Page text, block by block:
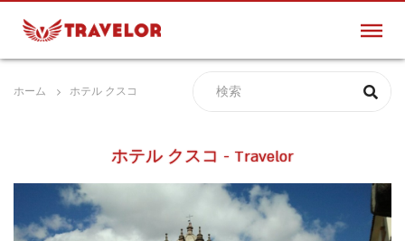
ホーム ホテル クスコ
ホテル クスコ - Travelor